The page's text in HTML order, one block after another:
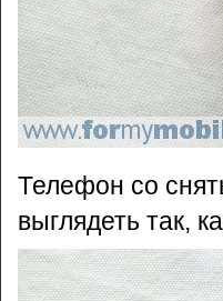
Телефон со
выглядеть так,